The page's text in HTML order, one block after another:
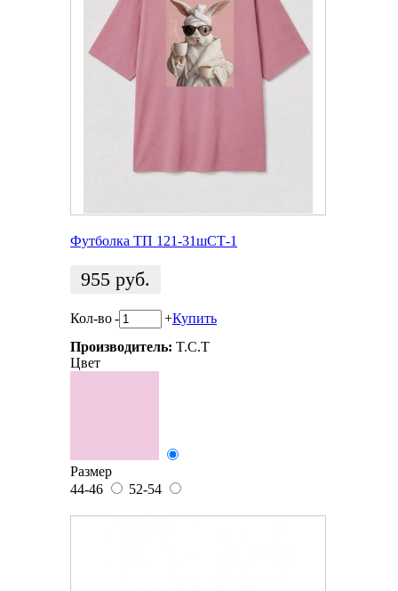
Футболка ТП 121-31шСТ-1
955 руб.
Кол-во- +Купить
Производитель: T.C.T
Цвет
Размер
44-46
52-54